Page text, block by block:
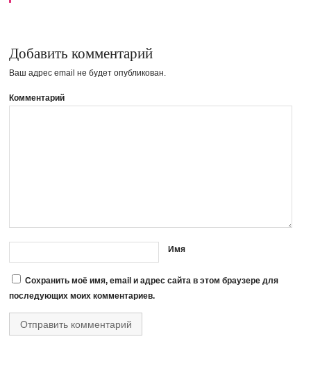
Добавить комментарий
Ваш адрес email не будет опубликован.
Комментарий
Имя
Сохранить моё имя, email и адрес сайта в этом браузере для
последующих моих комментариев.